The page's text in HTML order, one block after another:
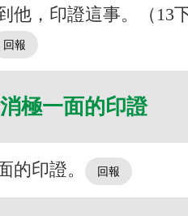
，印證這事。（13
極一面的印證
的印證。